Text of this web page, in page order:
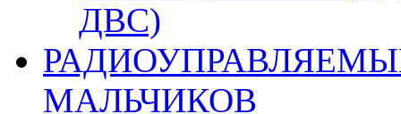
ДВС)
МАЛЬЧИКОВ